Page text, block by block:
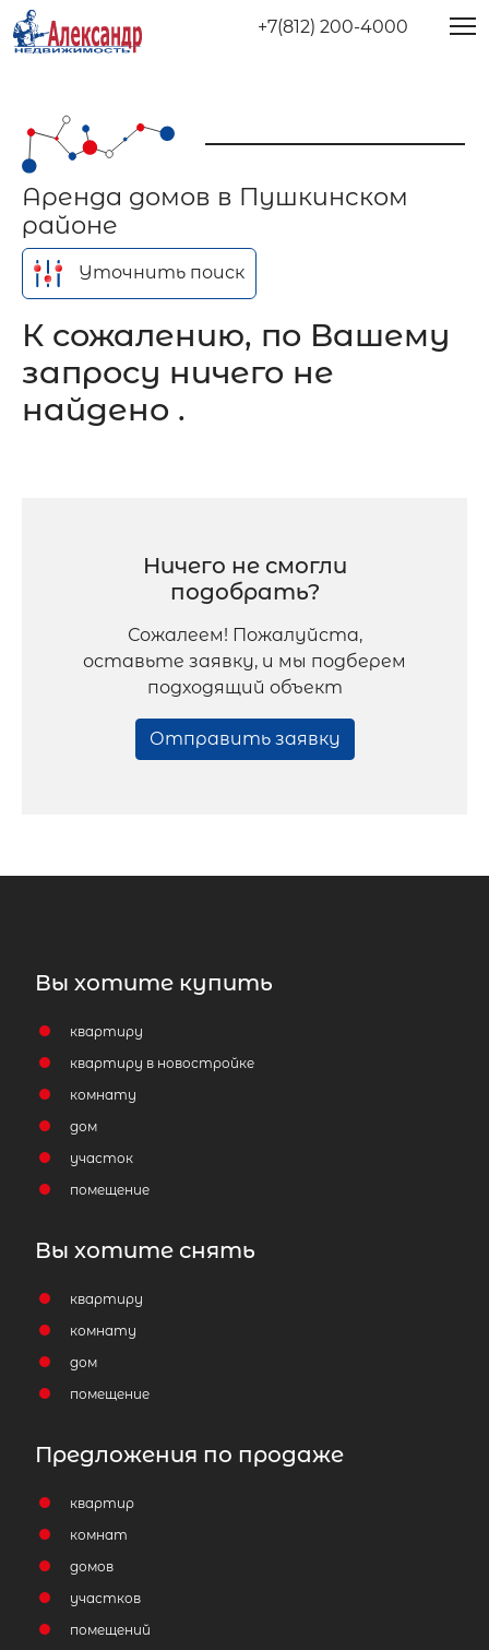
+7(812) 200-4000
Аренда домов в Пушкинском
районе
Уточнить поиск
К сожалению, по Вашему
запросу ничего не
найдено .
Ничего не смогли
подобрать?
Сожалеем! Пожалуйста,
оставьте заявку, и мы подберем
подходящий объект
Отправить заявку
Вы хотите купить
квартиру
квартиру в новостройке
комнату
дом
участок
помещение
Вы хотите снять
квартиру
комнату
дом
помещение
Предложения по продаже
квартир
комнат
домов
участков
помещений